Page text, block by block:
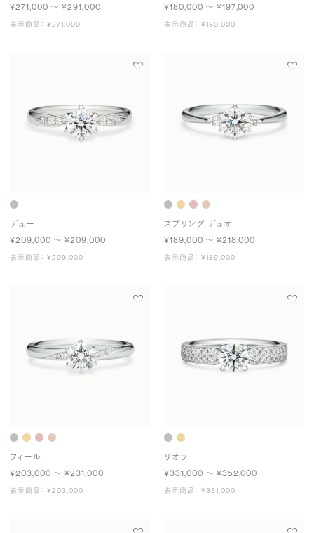
¥271,000 〜 ¥291,000
表示商品： ¥271,000
¥180,000 〜 ¥197,000
表示商品： ¥180,000
デュー
¥209,000 〜 ¥209,000
表示商品： ¥209,000
スプリング デュオ
¥189,000 〜 ¥218,000
表示商品： ¥189,000
フィール
¥203,000 〜 ¥231,000
表示商品： ¥203,000
リオラ
¥331,000 〜 ¥352,000
表示商品： ¥331,000